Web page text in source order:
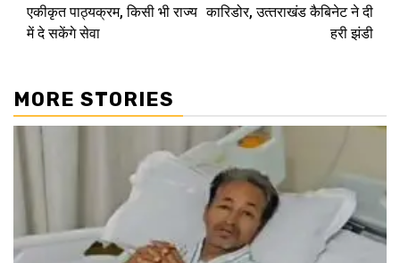
एकीकृत पाठ्यक्रम, किसी भी राज्य
में दे सकेंगे सेवा
कारिडोर, उत्‍तराखंड कैबिनेट ने दी
हरी झंडी
MORE STORIES